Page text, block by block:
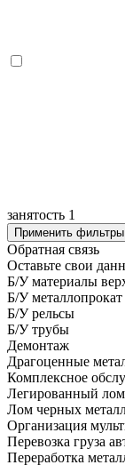
занятость 1
Применить фильтры
Обратная связь
Оставьте свои
Б/У материалы
Б/У металлопрокат
Б/У рельсы
Б/У трубы
Демонтаж
Драгоценные
Комплексное
Легированный лом
Лом черных
Организация
Перевозка груза
Переработка